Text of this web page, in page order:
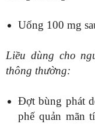
Uống 100 mg
Liều dùng cho
thông thường:
Đợt bùng phát
phế quản mãn